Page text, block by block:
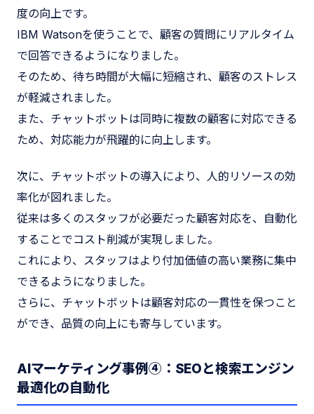
度の向上です。
IBM Watsonを使うことで、顧客の質問にリアルタイム
で回答できるようになりました。
そのため、待ち時間が大幅に短縮され、顧客のストレス
が軽減されました。
また、チャットボットは同時に複数の顧客に対応できる
ため、対応能力が飛躍的に向上します。
次に、チャットボットの導入により、人的リソースの効
率化が図れました。
従来は多くのスタッフが必要だった顧客対応を、自動化
することでコスト削減が実現しました。
これにより、スタッフはより付加価値の高い業務に集中
できるようになりました。
さらに、チャットボットは顧客対応の一貫性を保つこと
ができ、品質の向上にも寄与しています。
AIマーケティング事例④：SEOと検索エンジン
最適化の自動化